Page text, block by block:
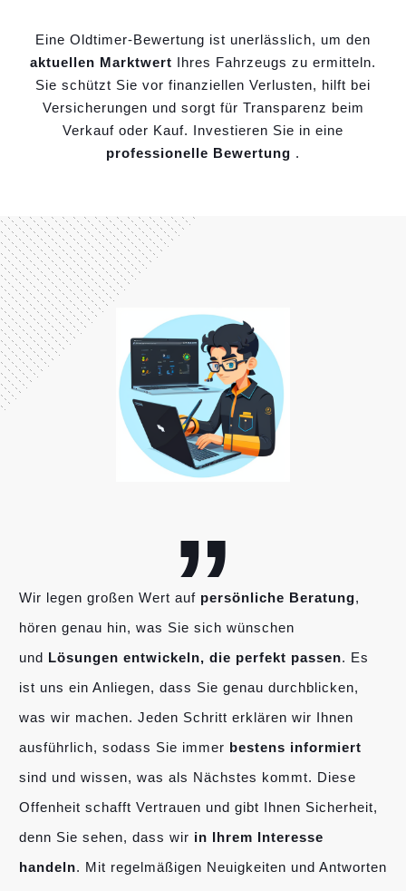
Eine Oldtimer-Bewertung ist unerlässlich, um den
aktuellen Marktwert Ihres Fahrzeugs zu ermitteln.
Sie schützt Sie vor finanziellen Verlusten, hilft bei
Versicherungen und sorgt für Transparenz beim
Verkauf oder Kauf. Investieren Sie in eine
professionelle Bewertung .
„
Wir legen großen Wert auf persönliche Beratung,
hören genau hin, was Sie sich wünschen
und Lösungen entwickeln, die perfekt passen. Es
ist uns ein Anliegen, dass Sie genau durchblicken,
was wir machen. Jeden Schritt erklären wir Ihnen
ausführlich, sodass Sie immer bestens informiert
sind und wissen, was als Nächstes kommt. Diese
Offenheit schafft Vertrauen und gibt Ihnen Sicherheit,
denn Sie sehen, dass wir in Ihrem Interesse
handeln. Mit regelmäßigen Neuigkeiten und Antworten